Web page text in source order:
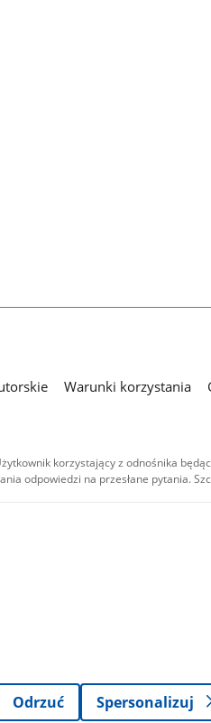
Warunki korzystania
korzystający z odnośnika
odpowiedzi na przesłane pytania.
są
samych
audio i wideo,
niekomercyjne -
inaczej.
Odrzuć
Spersonalizuj